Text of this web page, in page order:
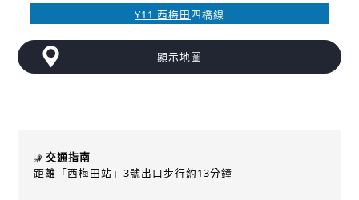
Y11 西梅田四橋線
顯示地圖
交通指南
距離「西梅田站」3號出口步行約13分鐘